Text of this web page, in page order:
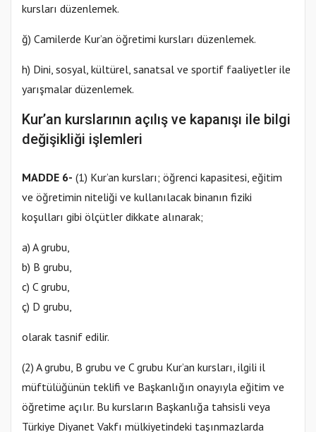
kursları düzenlemek.
ğ) Camilerde Kur’an öğretimi kursları düzenlemek.
h) Dini, sosyal, kültürel, sanatsal ve sportif faaliyetler ile
yarışmalar düzenlemek.
Kur’an kurslarının açılış ve kapanışı ile bilgi
değişikliği işlemleri
MADDE 6- (1) Kur’an kursları; öğrenci kapasitesi, eğitim
ve öğretimin niteliği ve kullanılacak binanın fiziki
koşulları gibi ölçütler dikkate alınarak;
a) A grubu,
b) B grubu,
c) C grubu,
ç) D grubu,
olarak tasnif edilir.
(2) A grubu, B grubu ve C grubu Kur’an kursları, ilgili il
müftülüğünün teklifi ve Başkanlığın onayıyla eğitim ve
öğretime açılır. Bu kursların Başkanlığa tahsisli veya
Türkiye Diyanet Vakfı mülkiyetindeki taşınmazlarda